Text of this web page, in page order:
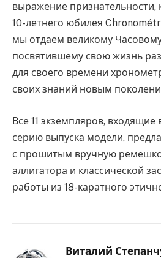
выражение признательности,
10-летнего юбилея
мы отдаем великому
посвятившему свою жизнь
для своего времени
своих знаний новым
Все 11 экземпляров,
серию выпуска модели,
с прошитым вручную
аллигатора и классической
работы из 18-каратного
Виталий